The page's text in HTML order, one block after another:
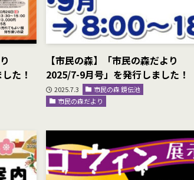
た！
【市民の森】「市民の森だより
2025/7-9月号」を発行しました！
2025.7.3
市民の森 鏡伝池
市民の森だより